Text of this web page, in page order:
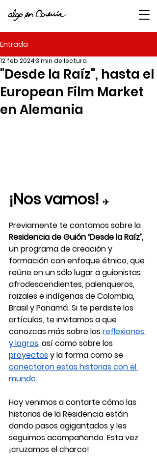
Entrada
"Desde la Raíz", hasta el
European Film Market
en Alemania
12 feb 20243 min de lectura
¡Nos vamos! ✈️
Previamente te contamos sobre la
Residencia de Guión ‘Desde la Raíz’,
un programa de creación y
formación con enfoque étnico, que
reúne en un sólo lugar a guionistas
afrodescendientes, palenqueros,
raizales e indígenas de Colombia,
Brasil y Panamá. Si te perdiste los
artículos, te invitamos a que
conozcas más sobre las reflexiones
y logros, así como sobre los
proyectos y la forma como se
conectaron estas historias con el
mundo.
Hoy venimos a contarte cómo las
historias de la Residencia están
dando pasos agigantados y les
seguimos acompañando. Esta vez
¡cruzamos el charco!